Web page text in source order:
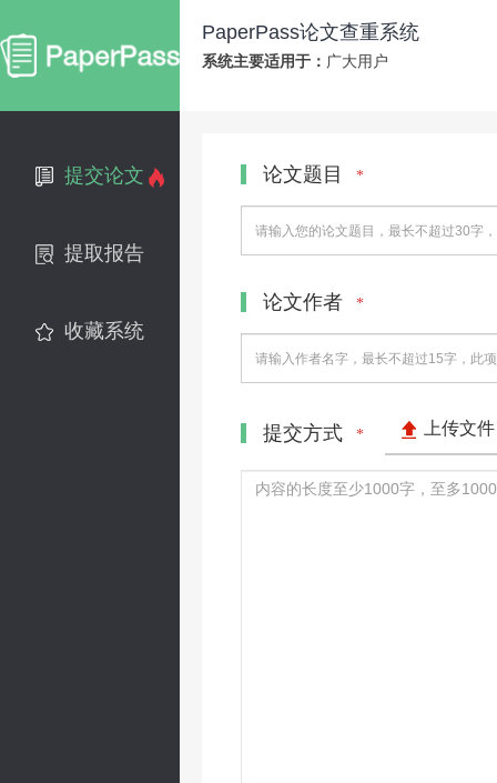
PaperPass论文查重系统
系统主要适用于： 广大用户
提交论文
提取报告
收藏系统
论文题目 *
论文作者 *
提交方式 * 上传文件